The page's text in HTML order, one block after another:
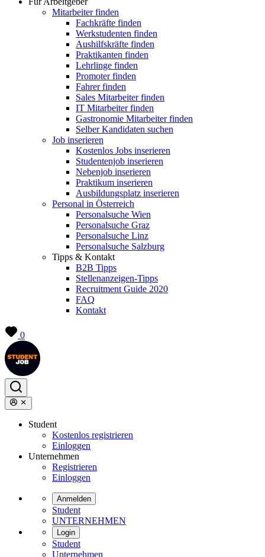
Mitarbeiter finden
Fachkräfte finden
Werkstudenten finden
Aushilfskräfte finden
Praktikanten finden
Lehrlinge finden
Promoter finden
Fahrer finden
Sales Mitarbeiter finden
IT Mitarbeiter finden
Gastronomie Mitarbeiter finden
Selber Kandidaten suchen
Job inserieren
Kostenlos Jobs inserieren
Studentenjob inserieren
Nebenjob inserieren
Praktikum inserieren
Ausbildungsplatz inserieren
Personal in Österreich
Personalsuche Wien
Personalsuche Graz
Personalsuche Linz
Personalsuche Salzburg
Tipps & Kontakt
B2B Tipps
Stellenanzeigen-Tipps
Recruitment Guide 2020
FAQ
Kontakt
0
Student
Kostenlos registrieren
Einloggen
Unternehmen
Registrieren
Einloggen
Anmelden
Student
UNTERNEHMEN
Login
Student
Unternehmen